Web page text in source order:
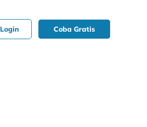
Login Coba Gratis